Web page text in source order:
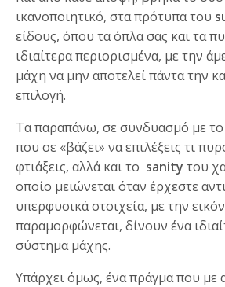
ικανοποιητικό, στα πρότυπα του
είδους, όπου τα όπλα σας και τα
ιδιαίτερα περιορισμένα, με την
μάχη να μην αποτελεί πάντα την
επιλογή.
Τα παραπάνω, σε συνδυασμό με
που σε «βάζει» να επιλέξεις τι
φτιάξεις, αλλά και το sanity του
οποίο μειώνεται όταν έρχεστε
υπερφυσικά στοιχεία, με την
παραμορφώνεται, δίνουν ένα
σύστημα μάχης.
Υπάρχει όμως, ένα πράγμα που με